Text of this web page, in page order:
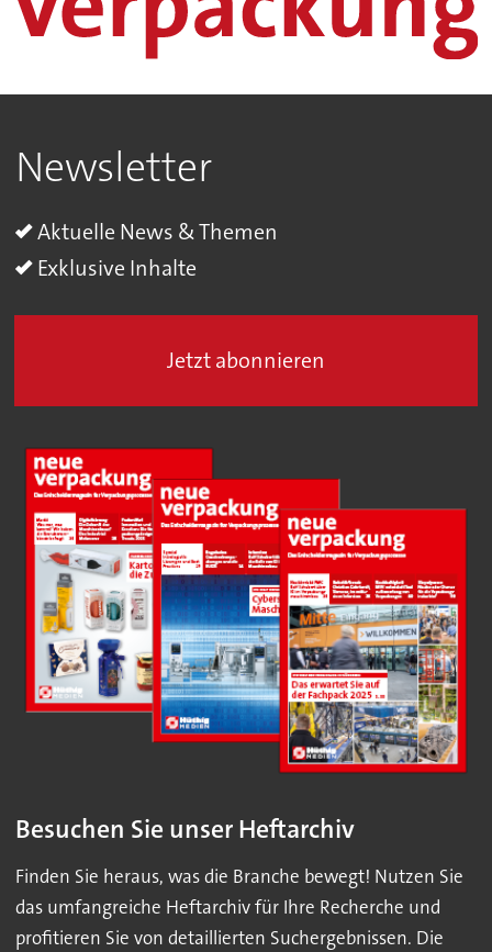
Newsletter
Aktuelle News & Themen
Exklusive Inhalte
Jetzt abonnieren
Besuchen Sie unser Heftarchiv
Finden Sie heraus, was die Branche bewegt! Nutzen Sie
das umfangreiche Heftarchiv für Ihre Recherche und
profitieren Sie von detaillierten Suchergebnissen. Die